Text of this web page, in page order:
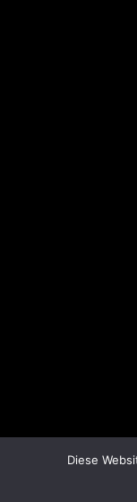
Diese